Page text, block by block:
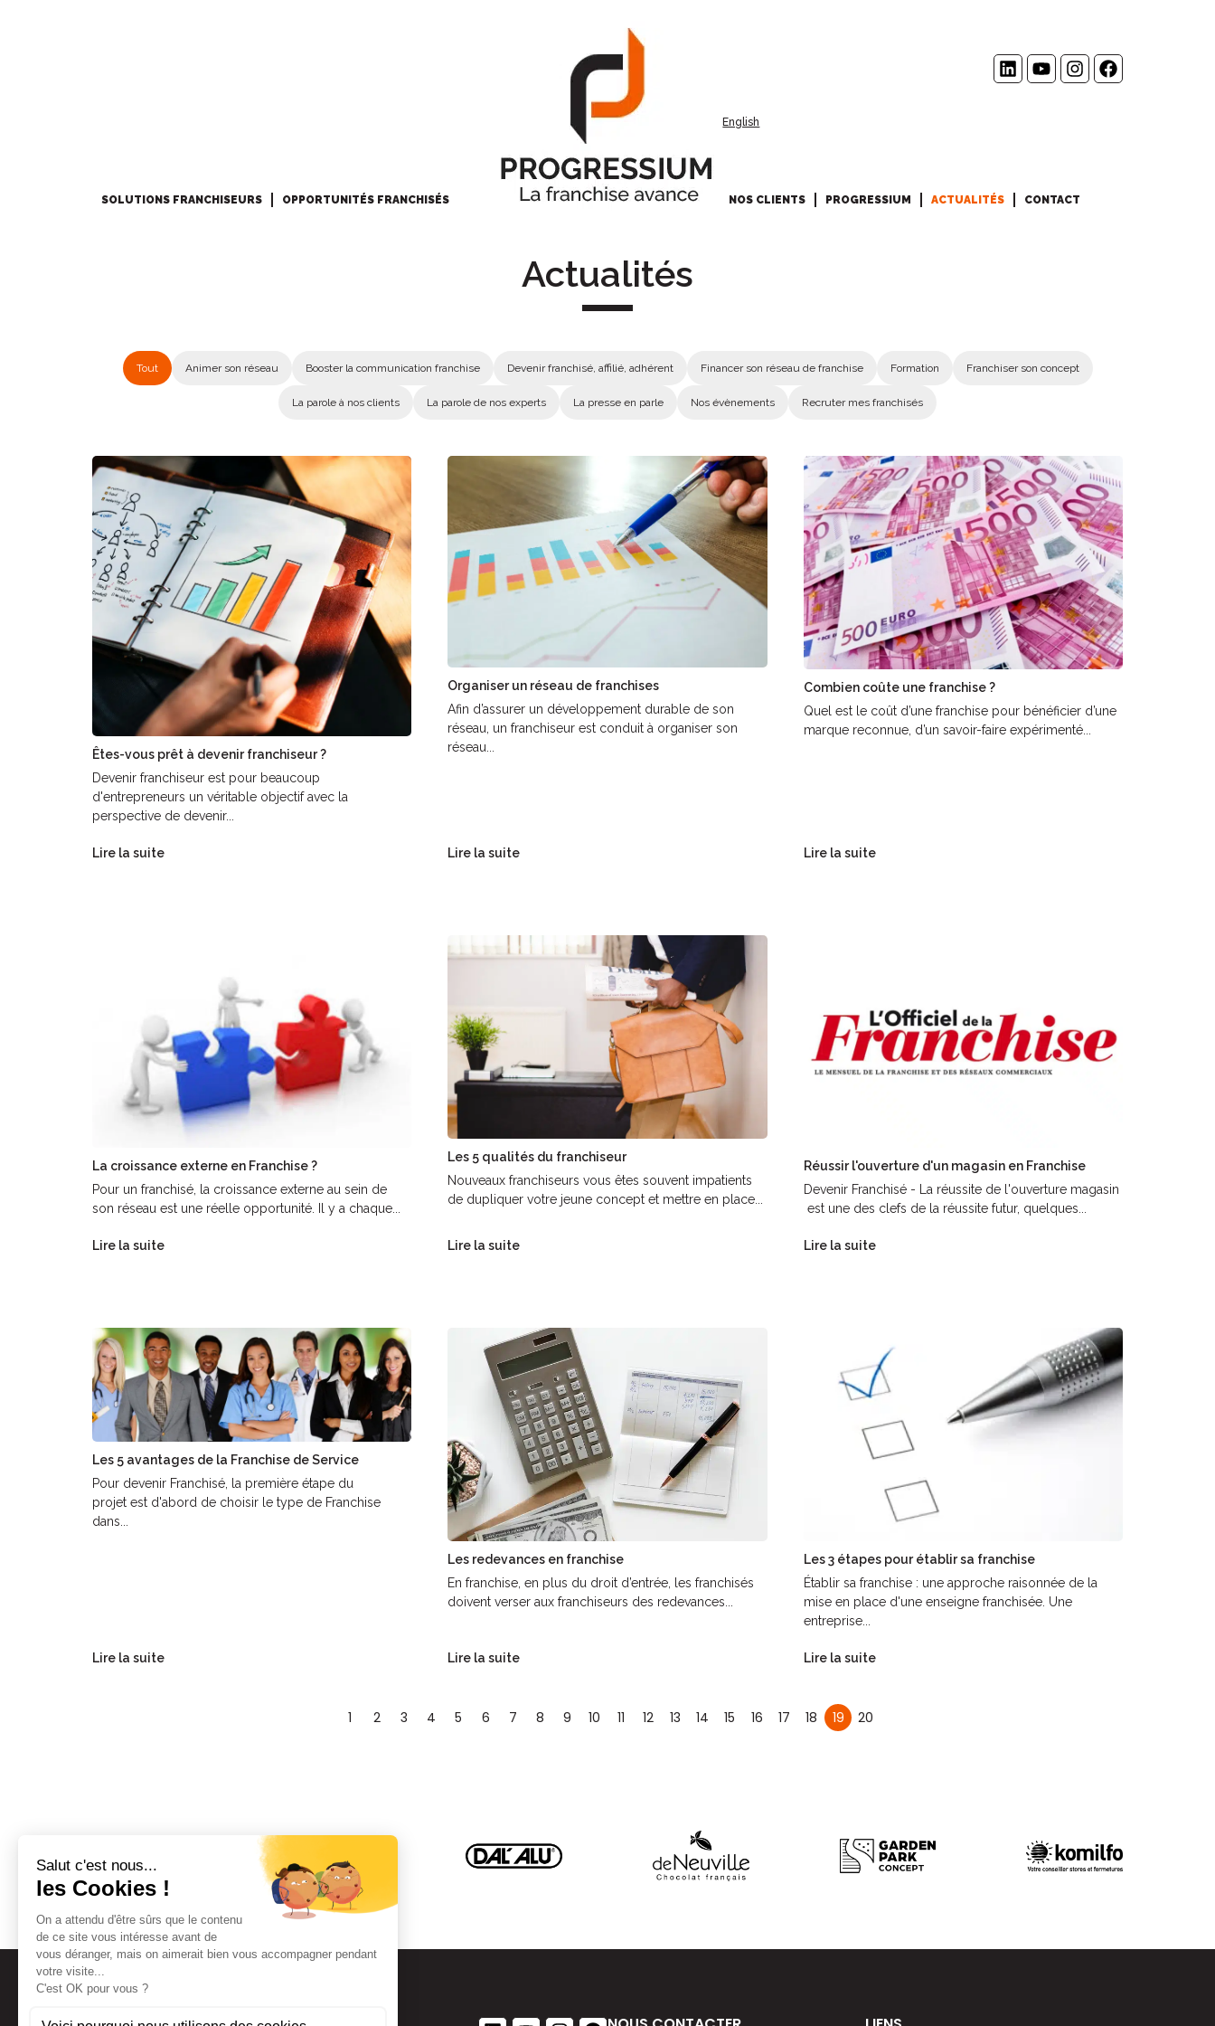
English
SOLUTIONS FRANCHISEURS OPPORTUNITÉS FRANCHISÉS NOS CLIENTS PROGRESSIUM ACTUALITÉS CONTACT
Actualités
Tout Animer son réseau Booster la communication franchise Devenir franchisé, affilié, adhérent Financer son réseau de franchise Formation Franchiser son concept
La parole à nos clients La parole de nos experts La presse en parle Nos évènements Recruter mes franchisés
Êtes-vous prêt à devenir franchiseur ?
Devenir franchiseur est pour beaucoup
d'entrepreneurs un véritable objectif avec la
perspective de devenir...
Lire la suite
Organiser un réseau de franchises
Afin d’assurer un développement durable de son
réseau, un franchiseur est conduit à organiser son
réseau...
Lire la suite
Combien coûte une franchise ?
Quel est le coût d’une franchise pour bénéficier d’une
marque reconnue, d’un savoir-faire expérimenté...
Lire la suite
La croissance externe en Franchise ?
Pour un franchisé, la croissance externe au sein de
son réseau est une réelle opportunité. Il y a chaque...
Lire la suite
Les 5 qualités du franchiseur
Nouveaux franchiseurs vous êtes souvent impatients
de dupliquer votre jeune concept et mettre en place...
Lire la suite
Réussir l'ouverture d'un magasin en Franchise
Devenir Franchisé - La réussite de l'ouverture magasin
est une des clefs de la réussite futur, quelques...
Lire la suite
Les 5 avantages de la Franchise de Service
Pour devenir Franchisé, la première étape du
projet est d'abord de choisir le type de Franchise
dans...
Lire la suite
Les redevances en franchise
En franchise, en plus du droit d’entrée, les franchisés
doivent verser aux franchiseurs des redevances...
Lire la suite
Les 3 étapes pour établir sa franchise
Établir sa franchise : une approche raisonnée de la
mise en place d'une enseigne franchisée. Une
entreprise...
Lire la suite
1 2 3 4 5 6 7 8 9 10 11 12 13 14 15 16 17 18 19 20